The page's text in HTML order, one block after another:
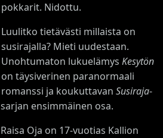
pokkarit. Nidottu.
Luulitko tietävästi millaista on
susirajalla? Mieti uudestaan.
Unohtumaton lukuelämys Kesytön
on täysiverinen paranormaali
romanssi ja koukuttavan Susiraja-
sarjan ensimmäinen osa.
Raisa Oja on 17-vuotias Kallion